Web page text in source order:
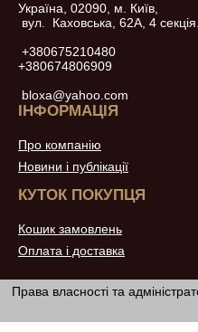
Україна, 02090, м. Київ,
вул. Каховська, 62А, 4 секція.
+380675210480
+380674806909
bloxa@yahoo.com
ІНФОРМАЦІЯ
Про компанію
Новини і публікації
КУТОК ПОКУПЦЯ
Кошик замовлень
Оплата і доставка
Права власності та